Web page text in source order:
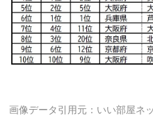
画像データ引用元：いい部屋